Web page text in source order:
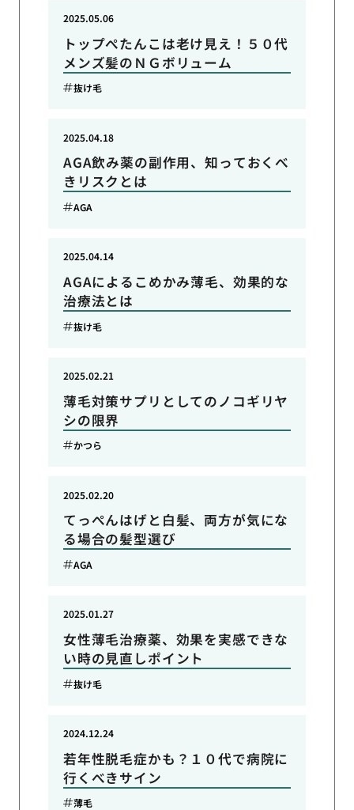
トップぺたんこは老け見え！５０代
メンズ髪のＮＧボリューム
2025.05.06
抜け毛
AGA飲み薬の副作用、知っておくべ
きリスクとは
2025.04.18
AGA
AGAによるこめかみ薄毛、効果的な
治療法とは
2025.04.14
抜け毛
薄毛対策サプリとしてのノコギリヤ
シの限界
2025.02.21
かつら
てっぺんはげと白髪、両方が気にな
る場合の髪型選び
2025.02.20
AGA
女性薄毛治療薬、効果を実感できな
い時の見直しポイント
2025.01.27
抜け毛
若年性脱毛症かも？１０代で病院に
行くべきサイン
2024.12.24
薄毛